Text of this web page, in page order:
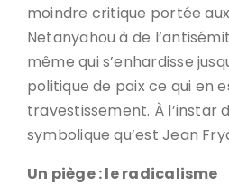
moindre critique portée
Netanyahou à de
même qui s’enhardisse
politique de paix ce qui en
travestissement. À l’instar
symbolique qu’est Jean
Un piège : le radicalisme